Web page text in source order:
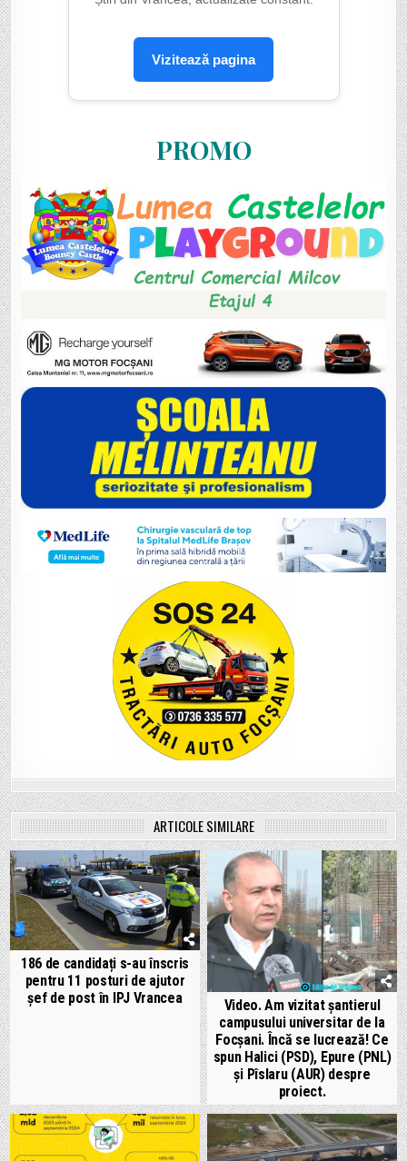
Vizitează pagina
PROMO
ARTICOLE SIMILARE
186 de candidați s-au înscris
pentru 11 posturi de ajutor
șef de post în IPJ Vrancea
Video. Am vizitat șantierul
campusului universitar de la
Focșani. Încă se lucrează! Ce
spun Halici (PSD), Epure (PNL)
și Pîslaru (AUR) despre
proiect.